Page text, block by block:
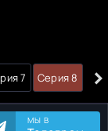
7 Серия 8 ›
МЫ В